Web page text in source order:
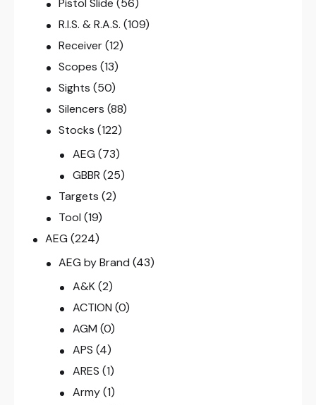
Pistol Slide (56)
R.I.S. & R.A.S. (109)
Receiver (12)
Scopes (13)
Sights (50)
Silencers (88)
Stocks (122)
AEG (73)
GBBR (25)
Targets (2)
Tool (19)
AEG (224)
AEG by Brand (43)
A&K (2)
ACTION (0)
AGM (0)
APS (4)
ARES (1)
Army (1)